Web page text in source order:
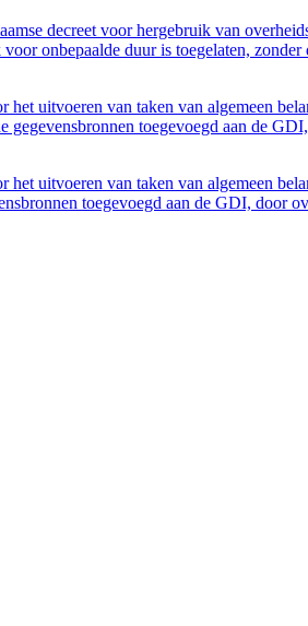
decreet voor hergebruik van
onbepaalde duur is toegelaten,
het uitvoeren van taken van algemeen
gegevensbronnen toegevoegd aan de
het uitvoeren van taken van algemeen
toegevoegd aan de GDI, door